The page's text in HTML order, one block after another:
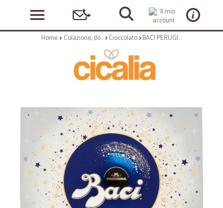
Home Colazione, dolciumi e snack Cioccolato BACI PERUGINA ASSORTITO Cioccolatini ripieni al gianduia e nocciola intera scatola Natale 250 g